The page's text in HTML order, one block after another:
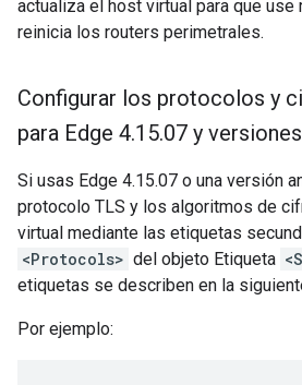
actualiza el host virtual para que use
reinicia los routers perimetrales.
Configurar los protocolos y
para Edge 4.15.07 y
Si usas Edge 4.15.07 o una versión
protocolo TLS y los algoritmos de
virtual mediante las etiquetas
<Protocols> del objeto Etiqueta
etiquetas se describen en la
Por ejemplo: